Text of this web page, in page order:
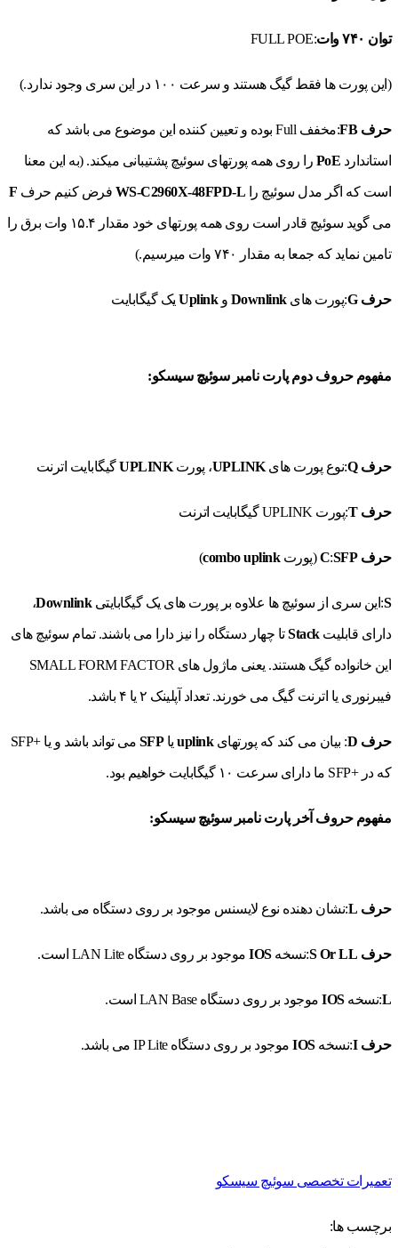
توان ۷۴۰ وات :FULL POE
(این پورت ها فقط گیگ هستند و سرعت ۱۰۰ در این سری وجود ندارد.)
حرف FB :مخفف Full بوده و تعیین کننده این موضوع می باشد که
استاندارد PoE را روی همه پورتهای سوئیچ پشتیبانی میکند. (به این معنا
است که اگر مدل سوئیچ را WS-C2960X-48FPD-L فرض کنیم حرف F
می گوید سوئیچ قادر است روی همه پورتهای خود مقدار ۱۵.۴ وات برق را
تامین نماید که جمعا به مقدار ۷۴۰ وات میرسیم.)
حرف G:پورت هایDownlink وUplink یک گیگابایت
مفهوم حروف دوم پارت نامبر سوئیچ سیسکو:
حرف Q:نوع پورت هایUPLINK، پورتUPLINKگیگابایت اترنت
حرف T:پورت UPLINK گیگابایت اترنت
حرف C:SFP (پورتcombo uplink
)
S:این سری از سوئیچ ها علاوه بر پورت های یک گیگابایتیDownlink،
دارای قابلیتStackتا چهار دستگاه را نیز دارا می باشند. تمام سوئیچ های
این خانواده گیگ هستند. یعنی ماژول های SMALL FORM FACTOR
فیبرنوری یا اترنت گیگ می خورند. تعداد آپلینک ۲ یا ۴ باشد.
حرف D: بیان می کند که پورتهایuplink یاSFP می تواند باشد و یا +SFP
که در +SFP ما دارای سرعت ۱۰ گیگابایت خواهیم بود.
مفهوم حروف آخر پارت نامبر سوئیچ سیسکو:
حرف L :نشان دهنده نوع لایسنس موجود بر روی دستگاه می باشد.
حرف S Or LL:نسخهIOS موجود بر روی دستگاه LAN Lite است.
L:نسخهIOS موجود بر روی دستگاه LAN Base است.
حرف I:نسخهIOS موجود بر روی دستگاه IP Lite می باشد.
تعمیرات تخصصی سوئیچ سیسکو
برچسب ها: